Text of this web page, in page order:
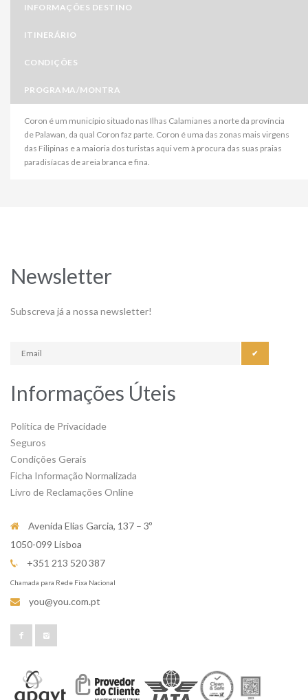
INFORMAÇÕES DESTINO
ITINERÁRIO
CONDIÇÕES
PROGRAMA/MONTRA
Coron é um município situado nas Ilhas Calamianes a norte da província
de Palawan, da qual Coron faz parte. Coron é uma das zonas mais virgens
das Filipinas e a maioria dos turistas aqui vem à procura das suas praias
paradisíacas de areia branca e fina.
Newsletter
Subscreva já a nossa newsletter!
✔
Informações Úteis
Política de Privacidade
Seguros
Condições Gerais
Ficha Informação Normalizada
Livro de Reclamações Online
Avenida Elias Garcia, 137 – 3º
1050-099 Lisboa
+351 213 520 387
Chamada para Rede Fixa Nacional
you@you.com.pt